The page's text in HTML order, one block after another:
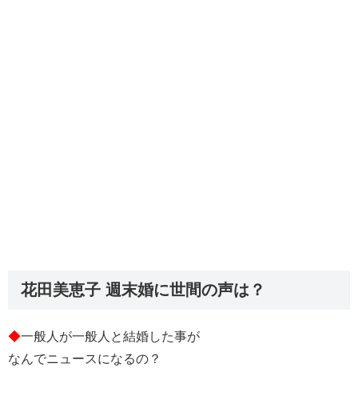
花田美恵子 週末婚に世間の声は？
◆一般人が一般人と結婚した事が
なんでニュースになるの？